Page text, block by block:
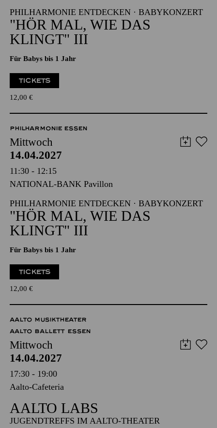
09:30 - 10:15
NATIONAL-BANK Pavillon
PHILHARMONIE ENTDECKEN · BABYKONZERT
"HÖR MAL, WIE DAS
Für Babys bis 1 Jahr
12,00€
PHILHARMONIE ESSEN
Mittwoch
14.04.2027
11:30 - 12:15
NATIONAL-BANK Pavillon
PHILHARMONIE ENTDECKEN · BABYKONZERT
"HÖR MAL, WIE DAS
Für Babys bis 1 Jahr
12,00€
AALTO MUSIKTHEATER
AALTO BALLETT ESSEN
Mittwoch
14.04.2027
17:30 - 19:00
Aalto-Cafeteria